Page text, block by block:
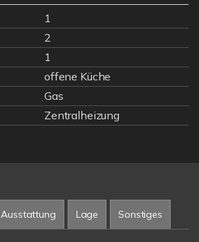
1
2
1
offene Küche
Gas
Zentralheizung
Ausstattung Lage Sonstiges